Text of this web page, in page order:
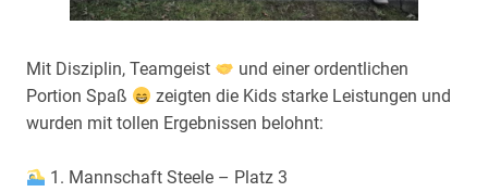
Mit Disziplin, Teamgeist
und einer ordentlichen
Portion Spaß
zeigten die Kids starke Leistungen und
wurden mit tollen Ergebnissen belohnt:
1. Mannschaft Steele – Platz 3